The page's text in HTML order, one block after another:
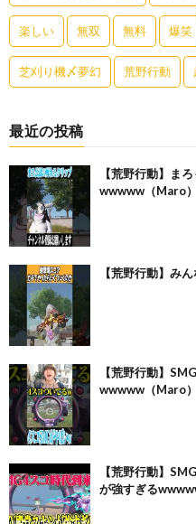
楽しい 無双 無料 爆笑
芝刈り機〆夢幻 荒野行動
最近の投稿
【荒野行動】ま
wwwww（Maro）
【荒野行動】み
【荒野行動】
wwwww（Maro）
【荒野行動】
が強すぎる